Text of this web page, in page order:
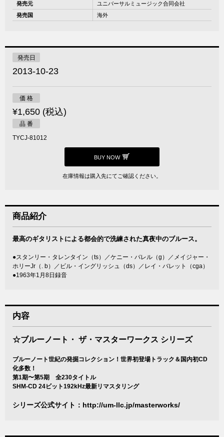
発売元
ユニバーサルミュージック合同会社
発売国
海外
発売日
2013-10-23
価 格
¥1,650 (税込)
品 番
TYCJ-81012
BUY NOW
在庫情報は購入先にてご確認ください。
商品紹介
最高のギタリストによる都会的で洗練された真夜中のブルース。
●スタンリー・タレンタイン（ts）／ケニー・バレル（g）／メイジャー・
ホリーJr（. b）／ビル・イングリッシュ（ds）／レイ・バレット（cga）
●1963年1月8日録音
内容
☆ブルーノート・ ザ・マスターワークス シリーズ
ブルーノート世紀の発掘コレクション！世界初登場トラック＆国内初CD
化多数！
第1期〜第5期 全230タイトル
SHM-CD 24ビット192kHz最新リマスタリング
シリーズ公式サイト： http://um-llc.jp/masterworks/